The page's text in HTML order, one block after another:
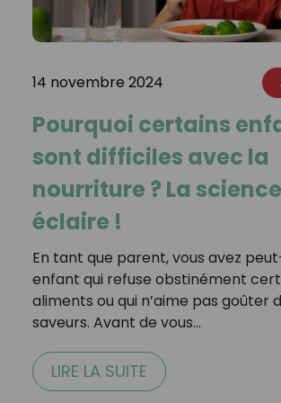
14 novembre 2024
Pourquoi certains
sont difficiles avec la
nourriture ? La
éclaire !
En tant que parent, vous avez
enfant qui refuse obstinément
aliments ou qui n’aime pas goûter
saveurs. Avant de vous…
LIRE LA SUITE